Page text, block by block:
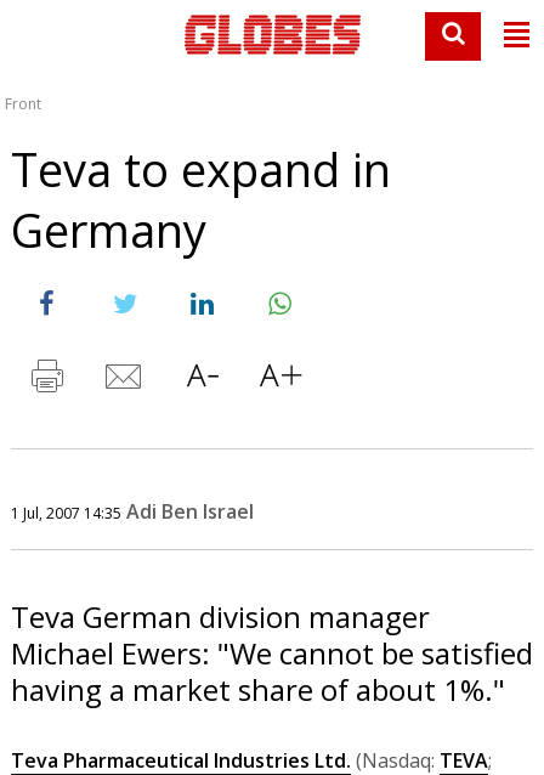
Front
Teva to expand in
Germany
1 Jul, 2007 14:35 Adi Ben Israel
Teva German division manager
Michael Ewers: "We cannot be satisfied
having a market share of about 1%."
Teva Pharmaceutical Industries Ltd. (Nasdaq: TEVA;